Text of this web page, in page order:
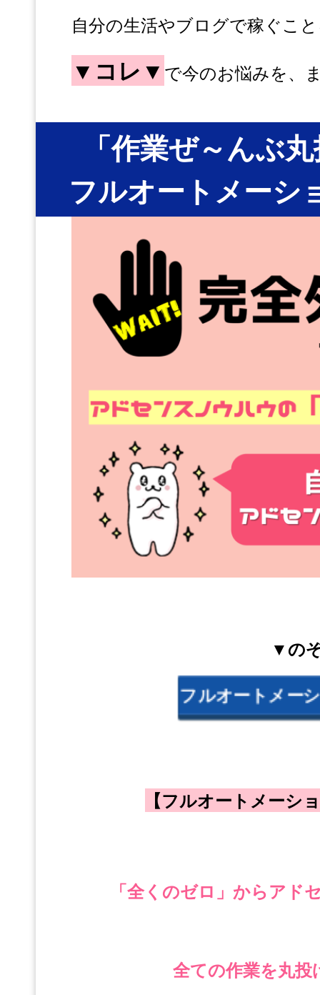
自分の生活やブログで稼ぐこ
▼コレ▼ で今のお悩みを、
「作業ぜ～んぶ
フルオートメーシ
▼の
フルオートメー
【フルオートメーシ
「全くのゼロ」からアド
全ての作業を丸